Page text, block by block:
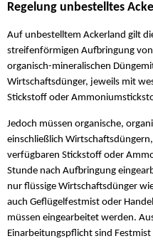
Regelung unbestelltes
Auf unbestelltem Ackerland gilt
streifenförmigen Aufbringung von
organisch-mineralischen
Wirtschaftsdünger, jeweils mit
Stickstoff oder
Jedoch müssen organische,
einschließlich
verfügbaren Stickstoff oder
Stunde nach Aufbringung
nur flüssige Wirtschaftsdünger
auch Geflügelfestmist oder
müssen eingearbeitet werden.
Einarbeitungspflicht sind